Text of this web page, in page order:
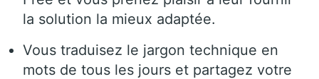
la solution la mieux adaptée.
Vous traduisez le jargon technique en
mots de tous les jours et partagez votre